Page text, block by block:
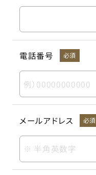
電話番号 必須
メールアドレス 必須